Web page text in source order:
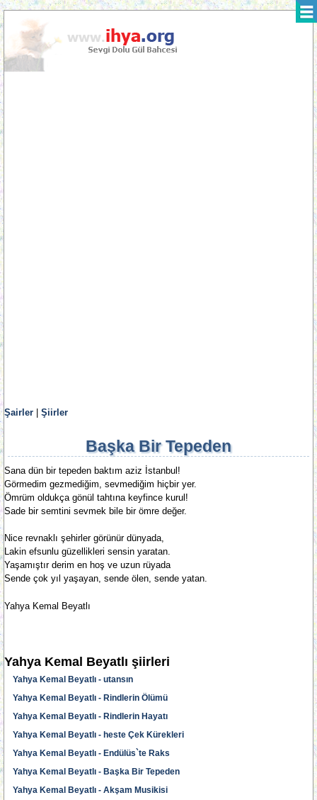
Şairler Şiirler
Başka Bir Tepeden
Sana dün bir tepeden baktım aziz İstanbul!
Görmedim gezmediğim, sevmediğim hiçbir yer.
Ömrüm oldukça gönül tahtına keyfince kurul!
Sade bir semtini sevmek bile bir ömre değer.
Nice revnaklı şehirler görünür dünyada,
Lakin efsunlu güzellikleri sensin yaratan.
Yaşamıştır derim en hoş ve uzun rüyada
Sende çok yıl yaşayan, sende ölen, sende yatan.
Yahya Kemal Beyatlı
Yahya Kemal Beyatlı şiirleri
Yahya Kemal Beyatlı - utansın
Yahya Kemal Beyatlı - Rindlerin Ölümü
Yahya Kemal Beyatlı - Rindlerin Hayatı
Yahya Kemal Beyatlı - heste Çek Kürekleri
Yahya Kemal Beyatlı - Endülüs`te Raks
Yahya Kemal Beyatlı - Başka Bir Tepeden
Yahya Kemal Beyatlı - Akşam Musikisi